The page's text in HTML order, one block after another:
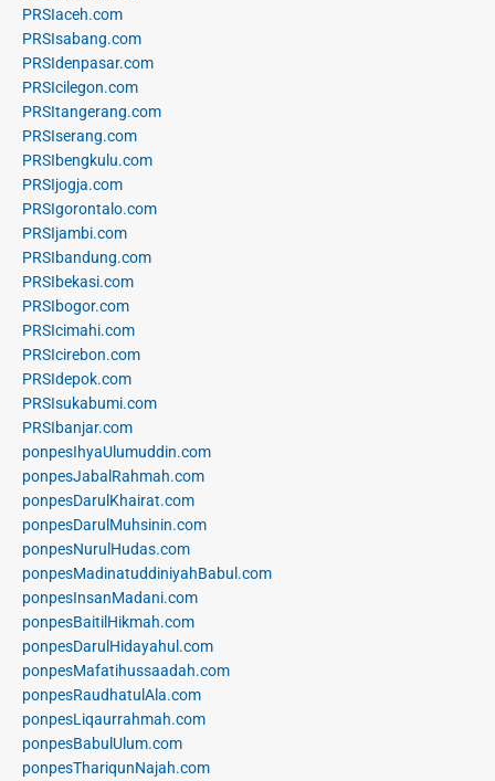
PRSIaceh.com
PRSIsabang.com
PRSIdenpasar.com
PRSIcilegon.com
PRSItangerang.com
PRSIserang.com
PRSIbengkulu.com
PRSIjogja.com
PRSIgorontalo.com
PRSIjambi.com
PRSIbandung.com
PRSIbekasi.com
PRSIbogor.com
PRSIcimahi.com
PRSIcirebon.com
PRSIdepok.com
PRSIsukabumi.com
PRSIbanjar.com
ponpesIhyaUlumuddin.com
ponpesJabalRahmah.com
ponpesDarulKhairat.com
ponpesDarulMuhsinin.com
ponpesNurulHudas.com
ponpesMadinatuddiniyahBabul.com
ponpesInsanMadani.com
ponpesBaitilHikmah.com
ponpesDarulHidayahul.com
ponpesMafatihussaadah.com
ponpesRaudhatulAla.com
ponpesLiqaurrahmah.com
ponpesBabulUlum.com
ponpesThariqunNajah.com